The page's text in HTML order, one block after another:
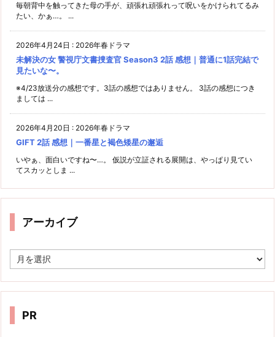
毎朝背中を触ってきた母の手が、頑張れ頑張れって呪いをかけられてるみ
たい、かぁ…。 ...
2026年4月24日 : 2026年春ドラマ
未解決の女 警視庁文書捜査官 Season3 2話 感想｜普通に1話完結で
見たいな〜。
※4/23放送分の感想です。3話の感想ではありません。 3話の感想につき
ましては ...
2026年4月20日 : 2026年春ドラマ
GIFT 2話 感想｜一番星と褐色矮星の邂逅
いやぁ、面白いですね〜…。 仮説が立証される展開は、やっぱり見てい
てスカッとしま ...
アーカイブ
ー
イ
PR